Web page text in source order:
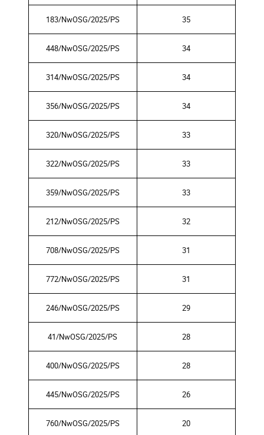
183/NwOSG/2025/PS 35
448/NwOSG/2025/PS 34
314/NwOSG/2025/PS 34
356/NwOSG/2025/PS 34
320/NwOSG/2025/PS 33
322/NwOSG/2025/PS 33
359/NwOSG/2025/PS 33
212/NwOSG/2025/PS 32
708/NwOSG/2025/PS 31
772/NwOSG/2025/PS 31
246/NwOSG/2025/PS 29
41/NwOSG/2025/PS 28
400/NwOSG/2025/PS 28
445/NwOSG/2025/PS 26
760/NwOSG/2025/PS 20